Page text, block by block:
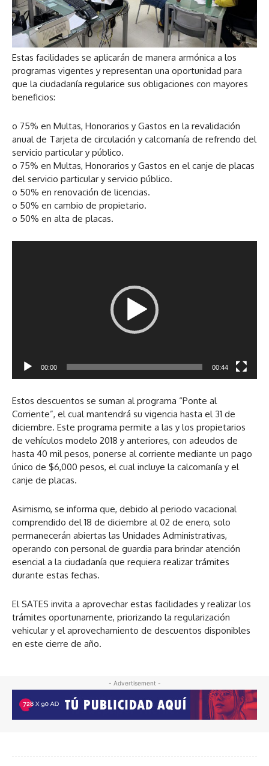
Estas facilidades se aplicarán de manera armónica a los
programas vigentes y representan una oportunidad para
que la ciudadanía regularice sus obligaciones con mayores
beneficios:
o 75% en Multas, Honorarios y Gastos en la revalidación
anual de Tarjeta de circulación y calcomanía de refrendo del
servicio particular y público.
o 75% en Multas, Honorarios y Gastos en el canje de placas
del servicio particular y servicio público.
o 50% en renovación de licencias.
o 50% en cambio de propietario.
o 50% en alta de placas.
r
e
v
í
d
e
o
00:00 00:44
Estos descuentos se suman al programa “Ponte al
Corriente”, el cual mantendrá su vigencia hasta el 31 de
diciembre. Este programa permite a las y los propietarios
de vehículos modelo 2018 y anteriores, con adeudos de
hasta 40 mil pesos, ponerse al corriente mediante un pago
único de $6,000 pesos, el cual incluye la calcomanía y el
canje de placas.
Asimismo, se informa que, debido al periodo vacacional
comprendido del 18 de diciembre al 02 de enero, solo
permanecerán abiertas las Unidades Administrativas,
operando con personal de guardia para brindar atención
esencial a la ciudadanía que requiera realizar trámites
durante estas fechas.
El SATES invita a aprovechar estas facilidades y realizar los
trámites oportunamente, priorizando la regularización
vehicular y el aprovechamiento de descuentos disponibles
en este cierre de año.
- Advertisement -